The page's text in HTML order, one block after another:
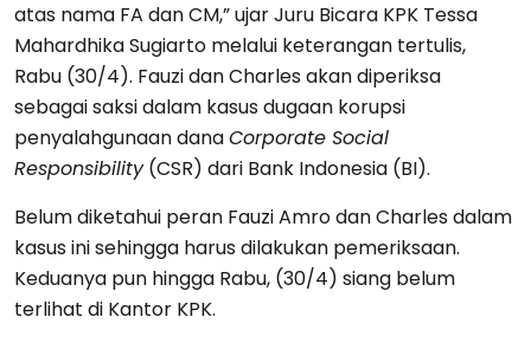
atas nama FA dan CM,” ujar Juru Bicara KPK Tessa
Mahardhika Sugiarto melalui keterangan tertulis,
Rabu (30/4). Fauzi dan Charles akan diperiksa
sebagai saksi dalam kasus dugaan korupsi
penyalahgunaan danaCorporate Social
Responsibility(CSR) dari Bank Indonesia (BI).
Belum diketahui peran Fauzi Amro dan Charles dalam
kasus ini sehingga harus dilakukan pemeriksaan.
Keduanya pun hingga Rabu, (30/4) siang belum
terlihat di Kantor KPK.